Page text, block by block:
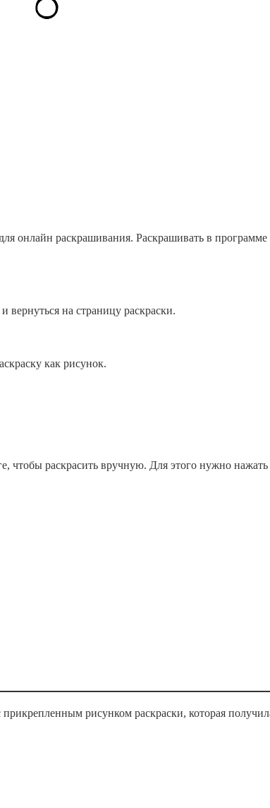
онлайн раскрашивания. Раскрашивать в
вернуться на страницу раскраски.
как рисунок.
чтобы раскрасить вручную. Для этого нужно нажать
рисунком раскраски, которая